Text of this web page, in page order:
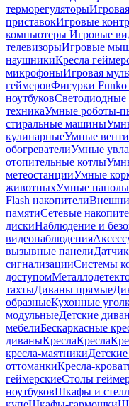
терморегуляторы
приставокИгровые
компьютеры Игровые
телевизорыИгровые
наушникиКресла
микрофоныИгровая
геймеровФигурки Funko
ноутбуковСветодиодные
техникаУмные роботы-
стиральные машины
кулинарныеУмные
обогревателиУмные
отопительные котлы
метеостанцииУмные
животныхУмные
Flash накопители
памятиСетевые
дискиНаблюдение и
видеонаблюдения
вызывные панели
сигнализацииСистемы
доступом
тахтыДиваны прямые
образныеКухонные
модульныеДетские
мебелиБескаркасные
диваныКреслаКресла
кресла-маятники
оттоманкиКресла-
геймерскиеСтолы
ноутбуковШкафы и